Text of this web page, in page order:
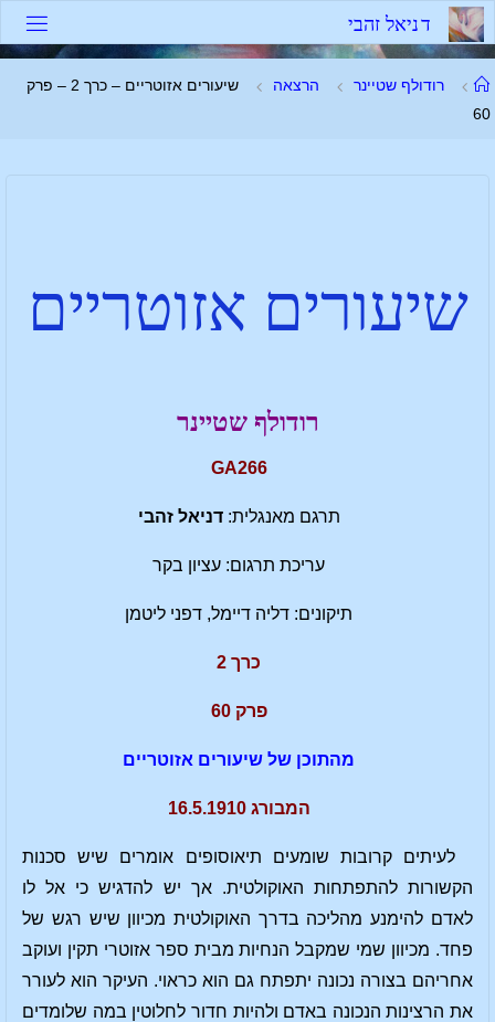
דניאל זהבי
רודולף שטיינר הרצאה
שיעורים אזוטריים – כרך 2 – פרק
60
שיעורים אזוטריים
רודולף שטיינר
GA266
תרגם מאנגלית: דניאל זהבי
עריכת תרגום: עציון בקר
תיקונים: דליה דיימל, דפני ליטמן
כרך 2
פרק 60
מהתוכן של שיעורים אזוטריים
המבורג 16.5.1910
לעיתים קרובות שומעים תיאוסופים אומרים שיש סכנות
הקשורות להתפתחות האוקולטית. אך יש להדגיש כי אל לו
לאדם להימנע מהליכה בדרך האוקולטית מכיוון שיש רגש של
פחד. מכיוון שמי שמקבל הנחיות מבית ספר אזוטרי תקין ועוקב
אחריהם בצורה נכונה יתפתח גם הוא כראוי. העיקר הוא לעורר
את הרצינות הנכונה באדם ולהיות חדור לחלוטין במה שלומדים